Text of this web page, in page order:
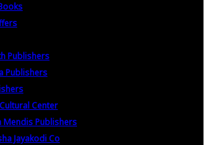
Publishers
Publishers
Center
Mendis Publishers
Jayakodi Co